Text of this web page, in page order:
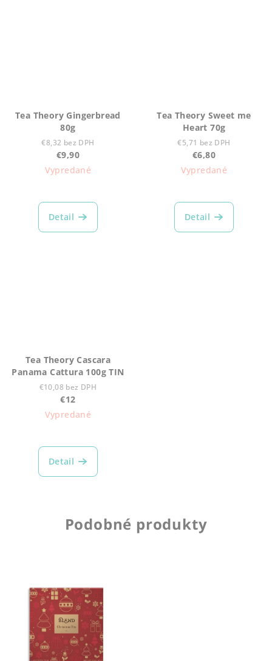
Tea Theory Gingerbread
80g
€8,32 bez DPH
€9,90
Vypredané
Detail
Tea Theory Sweet me
Heart 70g
€5,71 bez DPH
€6,80
Vypredané
Detail
Tea Theory Cascara
Panama Cattura 100g TIN
€10,08 bez DPH
€12
Vypredané
Detail
Podobné produkty